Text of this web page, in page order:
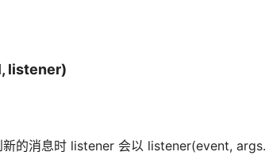
listener)
的消息时 listener 会以 listener(event,